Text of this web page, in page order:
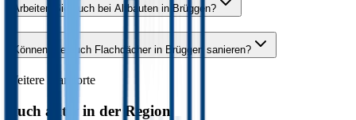
Arbeiten Sie auch bei Altbauten in Brüggen?
Können Sie auch Flachdächer in Brüggen sanieren?
Weitere Standorte
Auch aktiv in der Region